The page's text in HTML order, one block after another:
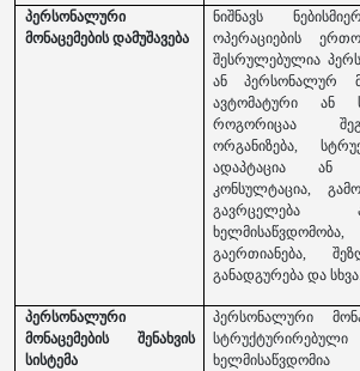
პერსონალური
მონაცემების დამუშავება
ნიშნავს
ოპერაციების
შესრულებულია
ან პერსონალურ
ავტომატური ან
როგორიცაა
ორგანიზება,
ადაპტაცია ან
კონსულტაცია,
გავრცელება
გაერთიანება,
განადგურება და სხვა.
პერსონალური
მონაცემების შენახვის
სისტემა
პერსონალური